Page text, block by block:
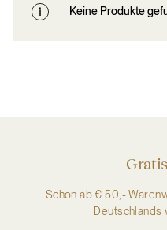
Keine Produkte
Schon ab € 50,-
Deutschlands